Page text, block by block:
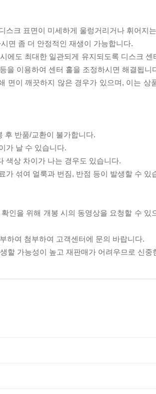
스크 표면이 미세하게 울렁거리거나 휘어지
면 좀 더 안정적인 재생이 가능합니다.
에도 최대한 일관되게 유지되도록 디스크
을 이용하여 센터 홀을 조정하시면 해결됩니
면이 깨끗하지 않은 경우가 있으며, 이는 상
후 반품/교환이 불가합니다.
가 날 수 있습니다.
색상 차이가 나는 경우도 있습니다.
가 섞여 얼룩과 번짐, 반점 등이 발생할 수 있
인을 위해 개봉 시의 동영상을 요청할 수
하여 첨부하여 고객센터에 문의 바랍니다.
할 가능성이 높고 재판매가 어려우므로 신중